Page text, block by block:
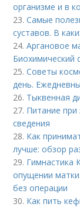
организме и в
23.Самые
суставов. В
24.Аргановое
Биохимический
25.Советы
день.
26. Тыквенная
27. Питание
сведения
28. Как
лучше: обзор
29. Гимнастика
опущении
без операции
30. Как пить